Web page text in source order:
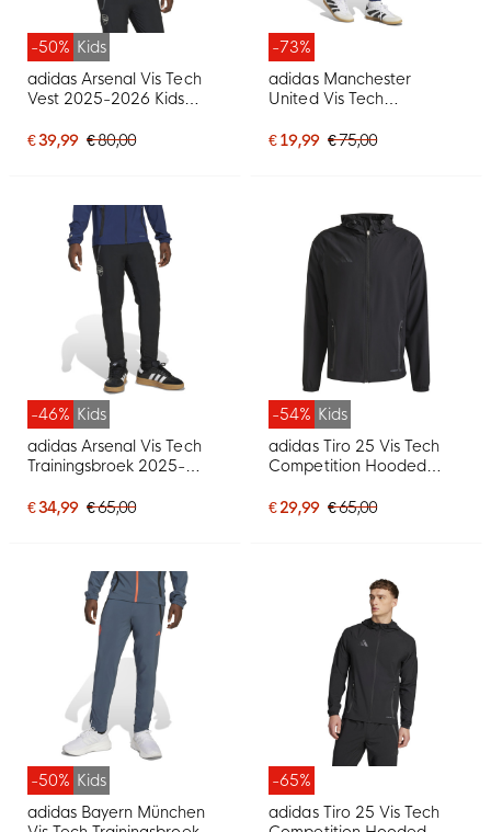
-50% Kids
adidas Arsenal Vis Tech
Vest 2025-2026 Kids
€ 39,99 € 80,00
-73%
adidas Manchester
United Vis Tech
2025 Blauw
€ 19,99 € 75,00
-46% Kids
adidas Arsenal Vis Tech
Trainingsbroek 2025-
€ 34,99 € 65,00
-54% Kids
adidas Tiro 25 Vis Tech
Competition Hooded
Donkergrijs
€ 29,99 € 65,00
-50% Kids
adidas Bayern München
-65%
adidas Tiro 25 Vis Tech